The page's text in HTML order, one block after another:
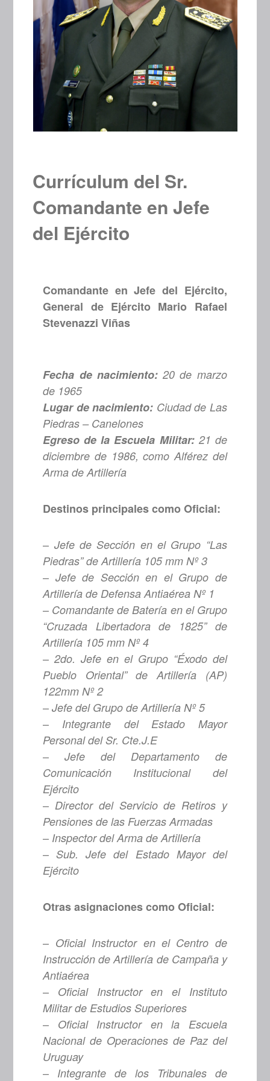
Currículum del Sr.
Comandante en Jefe
del Ejército
Comandante en Jefe del Ejército,
General de Ejército Mario Rafael
Stevenazzi Viñas
Fecha de nacimiento:20 de marzo
de 1965
Lugar de nacimiento: Ciudad de Las
Piedras – Canelones
Egreso de la Escuela Militar:21 de
diciembre de 1986, como Alférez del
Arma de Artillería
Destinos principales como Oficial:
– Jefe de Sección en el Grupo “Las
Piedras” de Artillería 105 mm Nº 3
– Jefe de Sección en el Grupo de
Artillería de Defensa Antiaérea Nº 1
– Comandante de Batería en el Grupo
“Cruzada Libertadora de 1825” de
Artillería 105 mm Nº 4
–2do. Jefe en el Grupo “Éxodo del
Pueblo Oriental” de Artillería (AP)
122mm Nº 2
–Jefe del Grupo de Artillería Nº 5
– Integrante del Estado Mayor
Personal del Sr. Cte.J.E
–Jefe del Departamento de
Comunicación Institucional del
Ejército
– Director del Servicio de Retiros y
Pensiones de las Fuerzas Armadas
– Inspector del Arma de Artillería
–Sub. Jefe del Estado Mayor del
Ejército
Otras asignaciones como Oficial:
– Oficial Instructor en el Centro de
Instrucción de Artillería de Campaña y
Antiaérea
– Oficial Instructor en el Instituto
Militar de Estudios Superiores
– Oficial Instructor en la Escuela
Nacional de Operaciones de Paz del
Uruguay
– Integrante de los Tribunales de